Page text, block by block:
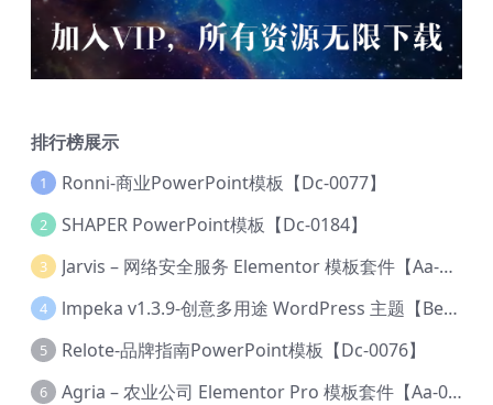
排行榜展示
1 Ronni-商业PowerPoint模板【Dc-0077】
2 SHAPER PowerPoint模板【Dc-0184】
3 Jarvis – 网络安全服务 Elementor 模板套件【Aa-0035】
4 lmpeka v1.3.9-创意多用途 WordPress 主题【Be-0064】
5 Relote-品牌指南PowerPoint模板【Dc-0076】
6 Agria – 农业公司 Elementor Pro 模板套件【Aa-0003】